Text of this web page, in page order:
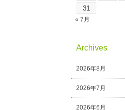
31
« 7月
Archives
2026年8月
2026年7月
2026年6月